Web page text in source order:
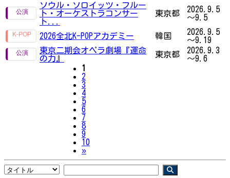
ソウル・ソロイッツ・フルー
ト・オーケストラコンサー
ト...
東京都
2026.9.5
～9.5
2026全北K-POPアカデミー 韓国
2026.9.5
～9.19
東京二期会オペラ劇場『運命
の力』
東京都
2026.9.3
～9.6
1
2
3
4
5
6
7
8
9
10
»Next